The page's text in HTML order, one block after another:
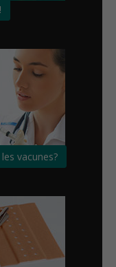
vacunes?